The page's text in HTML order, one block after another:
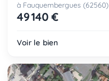
à Fauquembergues (62560)
49 140 €
Voir le bien